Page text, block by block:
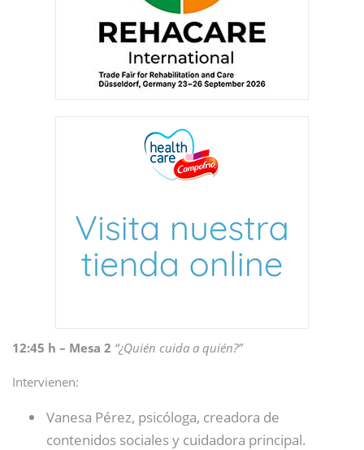
12:45 h – Mesa 2 “¿Quién cuida a quién?”
Intervienen:
Vanesa Pérez, psicóloga, creadora de
contenidos sociales y cuidadora principal.